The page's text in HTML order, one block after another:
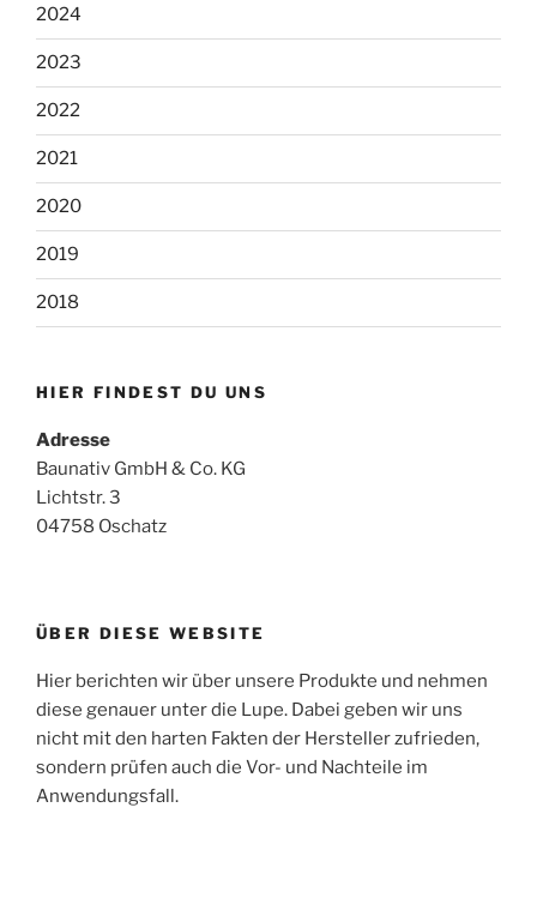
2024
2023
2022
2021
2020
2019
2018
HIER FINDEST DU UNS
Adresse
Baunativ GmbH & Co. KG
Lichtstr. 3
04758 Oschatz
ÜBER DIESE WEBSITE
Hier berichten wir über unsere Produkte und nehmen
diese genauer unter die Lupe. Dabei geben wir uns
nicht mit den harten Fakten der Hersteller zufrieden,
sondern prüfen auch die Vor- und Nachteile im
Anwendungsfall.